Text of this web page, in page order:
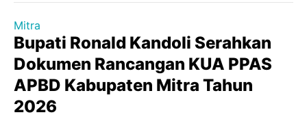
Mitra
Bupati Ronald Kandoli Serahkan
Dokumen Rancangan KUA PPAS
APBD Kabupaten Mitra Tahun
2026